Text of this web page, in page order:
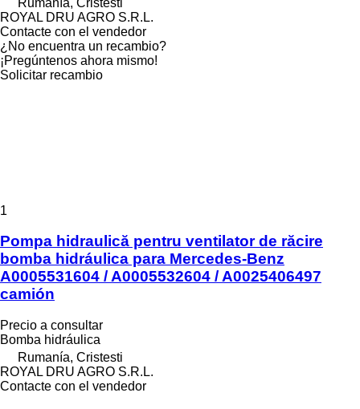
ROYAL DRU AGRO S.R.L.
Contacte con el vendedor
¿No encuentra un recambio?
¡Pregúntenos ahora mismo!
Solicitar recambio
1
Pompa hidraulică pentru ventilator de răcire
bomba hidráulica para Mercedes-Benz
A0005531604 / A0005532604 / A0025406497
camión
Precio a consultar
Bomba hidráulica
Rumanía, Cristesti
ROYAL DRU AGRO S.R.L.
Contacte con el vendedor